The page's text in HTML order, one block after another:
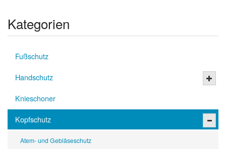
Kategorien
Fußschutz
Handschutz
Knieschoner
Kopfschutz
Atem- und Gebläseschutz